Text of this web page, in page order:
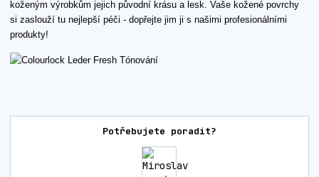
koženým výrobkům jejich původní krásu a lesk. Vaše kožené povrchy
si zaslouží tu nejlepší péči - dopřejte jim ji s našimi profesionálními
produkty!
Potřebujete poradit?